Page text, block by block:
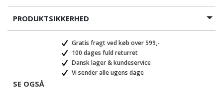
PRODUKTSIKKERHED
Gratis fragt ved køb over 599,-
100 dages fuld returret
Dansk lager & kundeservice
Vi sender alle ugens dage
SE OGSÅ